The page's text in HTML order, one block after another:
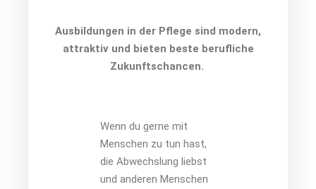
Ausbildungen in der Pflege sind modern,
attraktiv und bieten beste berufliche
Zukunftschancen.
Wenn du gerne mit
Menschen zu tun hast,
die Abwechslung liebst
und anderen Menschen